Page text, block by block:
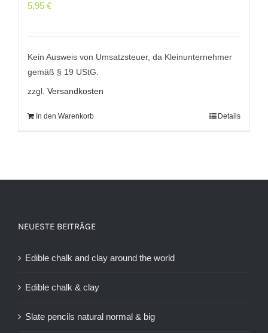
5,95 €
Kein Ausweis von Umsatzsteuer, da Kleinunternehmer
gemäß § 19 UStG.
zzgl. Versandkosten
In den Warenkorb Details
NEUESTE BEITRÄGE
Edible chalk and clay around the world
Edible chalk & clay
Slate pencils natural normal & big